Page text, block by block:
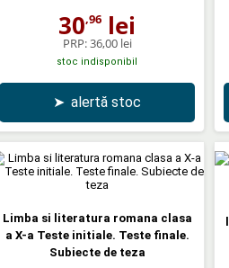
30,96 lei
PRP:36,00 lei
stoc indisponibil
➤ alertă stoc
Limba si literatura romana clasa
a X-a Teste initiale. Teste finale.
Subiecte de teza